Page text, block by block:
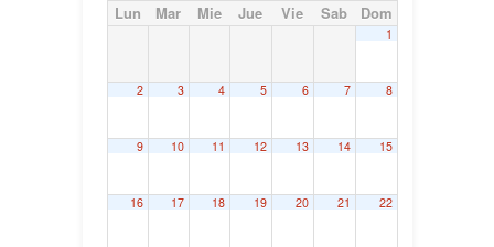
Lun Mar Mie Jue Vie Sab Dom
1
2 3 4 5 6 7 8
9 10 11 12 13 14 15
16 17 18 19 20 21 22